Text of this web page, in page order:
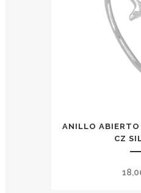
ANILLO
CZ